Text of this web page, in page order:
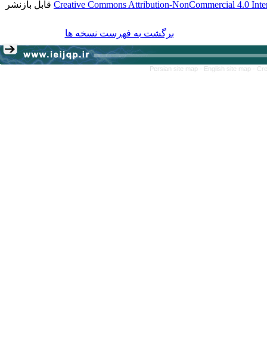
Creative Commons Attribution-NonCommercial 4.0 قابل بازنشر
برگشت به فهرست نسخه ها
Persian site map - English site map -